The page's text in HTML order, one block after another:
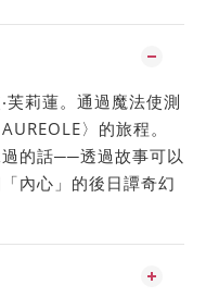
芙莉蓮。通過魔法使測
〉的旅程。
的話──透過故事可以
內心」的後日譚奇幻